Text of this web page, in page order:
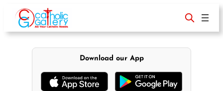
content
Download our App